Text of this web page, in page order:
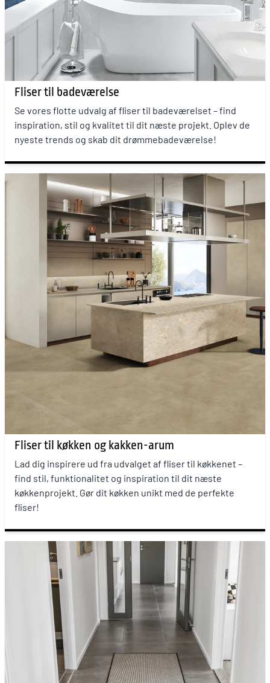
Fliser til badeværelse
Se vores flotte udvalg af fliser til badeværelset – find
inspiration, stil og kvalitet til dit næste projekt. Oplev de
nyeste trends og skab dit drømmebadeværelse!
Fliser til køkken og kakken-arum
Lad dig inspirere ud fra udvalget af fliser til køkkenet –
find stil, funktionalitet og inspiration til dit næste
køkkenprojekt. Gør dit køkken unikt med de perfekte
fliser!